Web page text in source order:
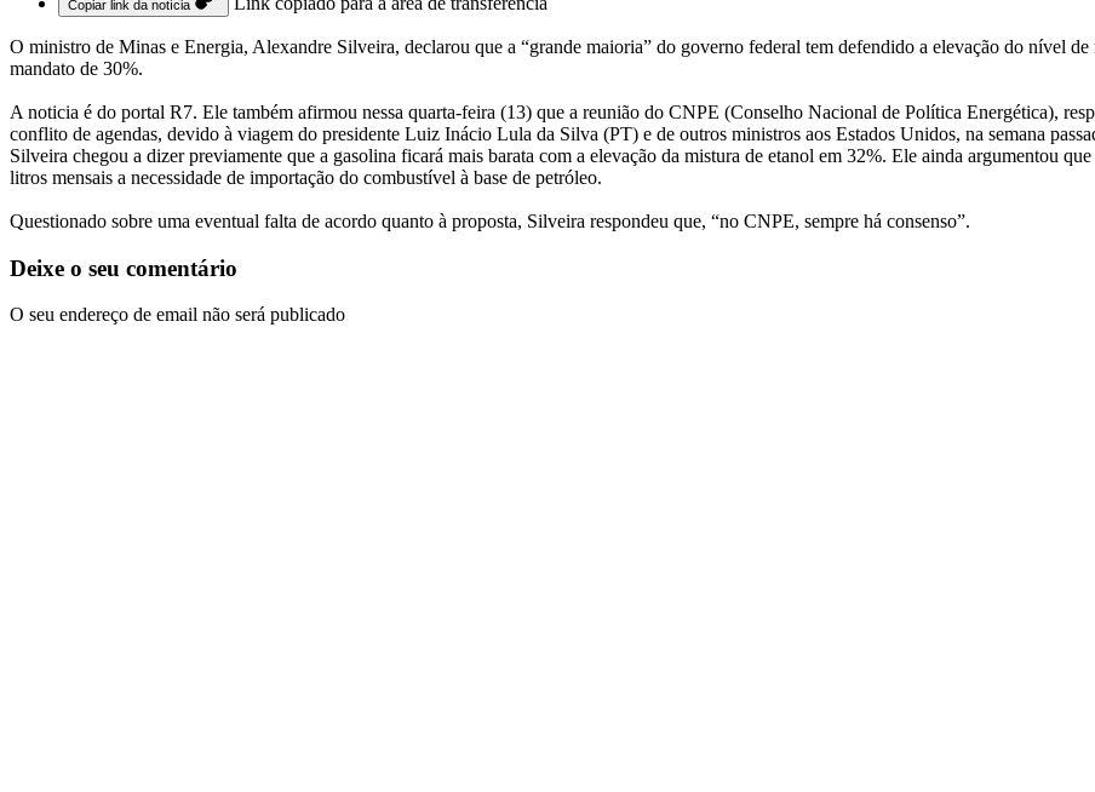
Copiar link da notícia
O ministro de Minas e Energia, Alexandre Silveira, declarou que a “grande maioria” do governo federal tem defendido a elevação do nível
mandato de 30%.
A noticia é do portal R7. Ele também afirmou nessa quarta-feira (13) que a reunião do CNPE (Conselho Nacional de Política Energética),
conflito de agendas, devido à viagem do presidente Luiz Inácio Lula da Silva (PT) e de outros ministros aos Estados Unidos, na semana
Silveira chegou a dizer previamente que a gasolina ficará mais barata com a elevação da mistura de etanol em 32%. Ele ainda argumentou
litros mensais a necessidade de importação do combustível à base de petróleo.
Questionado sobre uma eventual falta de acordo quanto à proposta, Silveira respondeu que, “no CNPE, sempre há consenso”.
Deixe o seu comentário
O seu endereço de email não será publicado